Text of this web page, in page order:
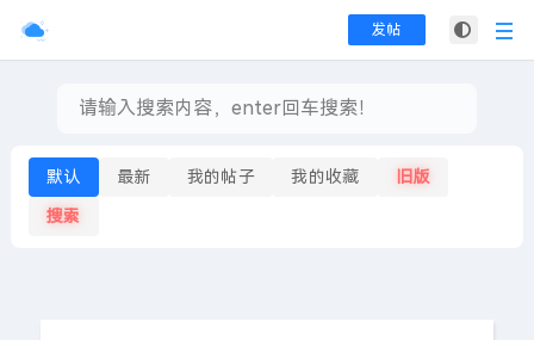
发帖
默认 最新 我的帖子 我的收藏 旧版
搜索